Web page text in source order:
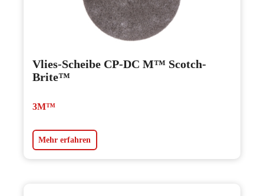
Vlies-Scheibe CP-DC M™ Scotch-
Brite™
3M™
Mehr erfahren